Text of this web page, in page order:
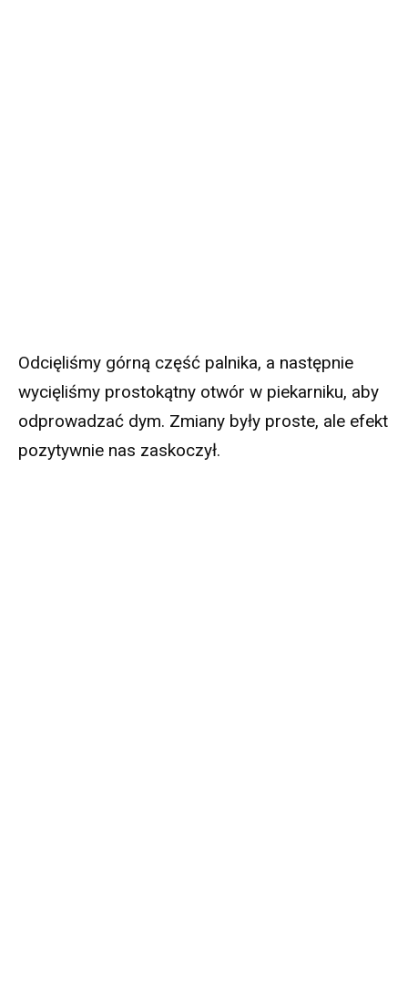
Odcięliśmy górną część palnika, a następnie
wycięliśmy prostokątny otwór w piekarniku, aby
odprowadzać dym. Zmiany były proste, ale efekt
pozytywnie nas zaskoczył.